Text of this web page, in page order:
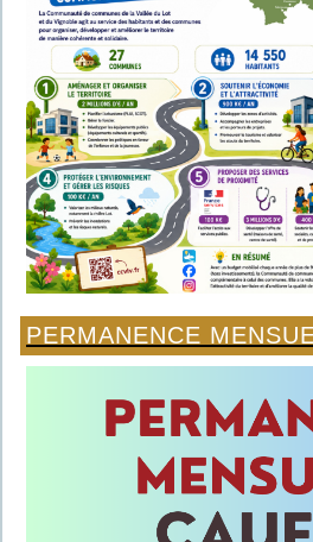
PERMANENCE